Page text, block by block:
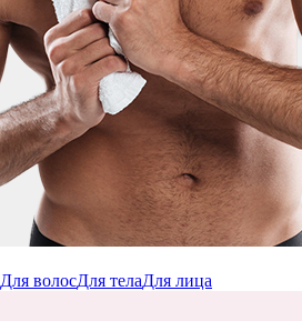
Для волосДля телаДля лица